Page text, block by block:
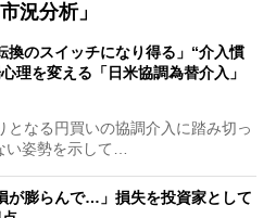
況分析」
換のスイッチになり得る」“介入慣
理を変える「日米協調為替介入」
なる円買いの協調介入に踏み切っ
い姿勢を示して…
が膨らんで…」損失を投資家として